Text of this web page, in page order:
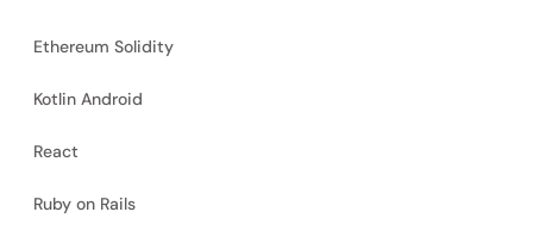
Ethereum Solidity
Kotlin Android
React
Ruby on Rails